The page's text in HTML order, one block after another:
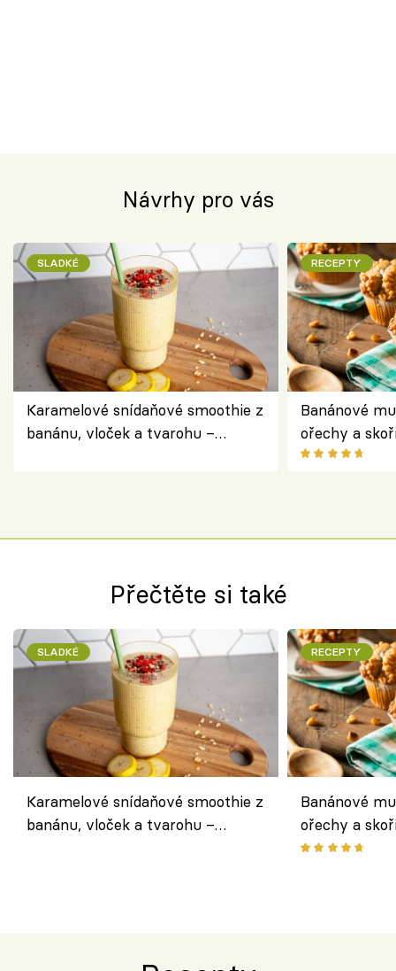
Návrhy pro vás
SLADKÉ
Karamelové snídaňové smoothie z
banánu, vloček a tvarohu –
RECEPTY
Banánové
ořechy a
Přečtěte si také
SLADKÉ
Karamelové snídaňové smoothie z
banánu, vloček a tvarohu –
RECEPTY
Banánové
ořechy a